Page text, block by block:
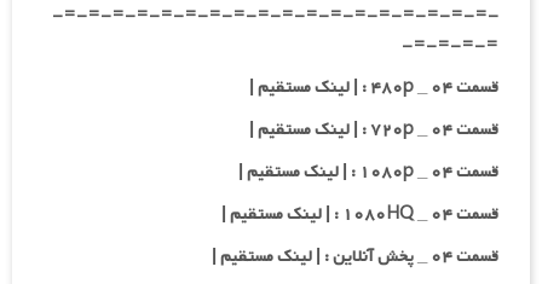
-=-=-=-=-=-=-=-=-=-=-=-=-=-=-=-=-=-=-
=-=-=-=-
قسمت ۰۴ _ ۴۸۰p : | لینک مستقیم |
قسمت ۰۴ _ ۷۲۰p : | لینک مستقیم |
قسمت ۰۴ _ ۱۰۸۰p : | لینک مستقیم |
قسمت ۰۴ _ ۱۰۸۰HQ : | لینک مستقیم |
قسمت ۰۴ _ پخش آنلاین : | لینک مستقیم |